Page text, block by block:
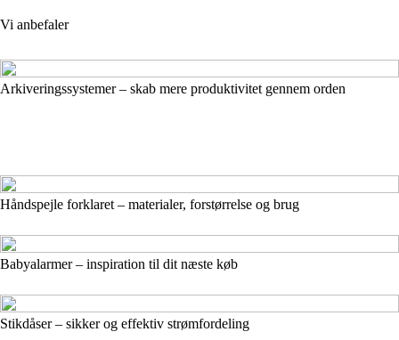
Vi anbefaler
Arkiveringssystemer – skab mere produktivitet gennem orden
Håndspejle forklaret – materialer, forstørrelse og brug
Babyalarmer – inspiration til dit næste køb
Stikdåser – sikker og effektiv strømfordeling